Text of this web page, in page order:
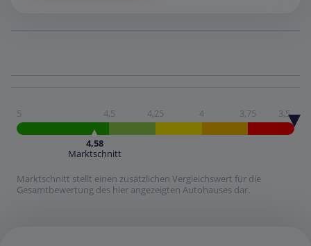
5 4,5 4,25 4 3,75 3,5
4,58
Marktschnitt
Marktschnitt stellt einen zusätzlichen Vergleichswert für die
Gesamtbewertung des hier angezeigten Autohauses dar.